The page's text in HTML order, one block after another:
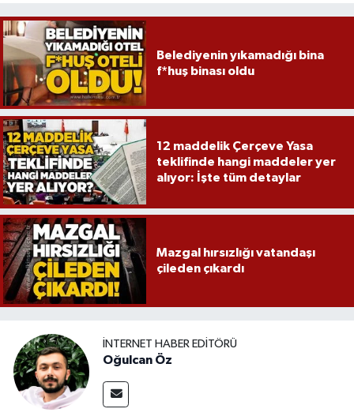
Belediyenin yıkamadığı bina
f*huş binası oldu
12 maddelik Çerçeve Yasa
teklifinde hangi maddeler yer
alıyor: İşte tüm detaylar
Mazgal hırsızlığı vatandaşı
çileden çıkardı
İNTERNET HABER EDITÖRÜ
Oğulcan Öz